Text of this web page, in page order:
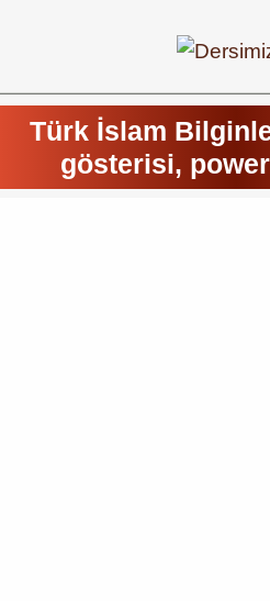
Türk İslam
gösterisi,